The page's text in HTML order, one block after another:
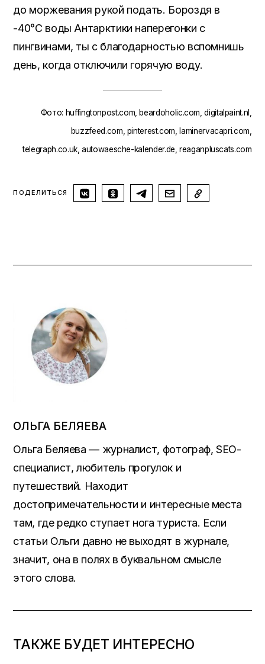
до моржевания рукой подать. Бороздя в
-40°С воды Антарктики наперегонки с
пингвинами, ты с благодарностью вспомнишь
день, когда отключили горячую воду.
Фото: huffingtonpost.com, beardoholic.com, digitalpaint.nl,
buzzfeed.com, pinterest.com, laminervacapri.com,
telegraph.co.uk, autowaesche-kalender.de, reaganpluscats.com
ПОДЕЛИТЬСЯ
ОЛЬГА БЕЛЯЕВА
Ольга Беляева — журналист, фотограф, SEO-
специалист, любитель прогулок и
путешествий. Находит
достопримечательности и интересные места
там, где редко ступает нога туриста. Если
статьи Ольги давно не выходят в журнале,
значит, она в полях в буквальном смысле
этого слова.
ТАКЖЕ БУДЕТ ИНТЕРЕСНО